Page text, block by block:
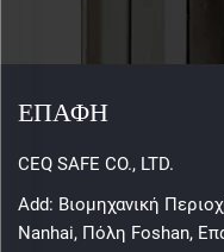
ΕΠΑΦΗ
CEQ SAFE CO., LTD.
Add: Βιομηχανική
Nanhai, Πόλη Foshan,